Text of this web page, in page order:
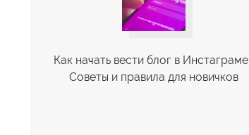
Как начать вести блог в Инстаграме |
Советы и правила для новичков